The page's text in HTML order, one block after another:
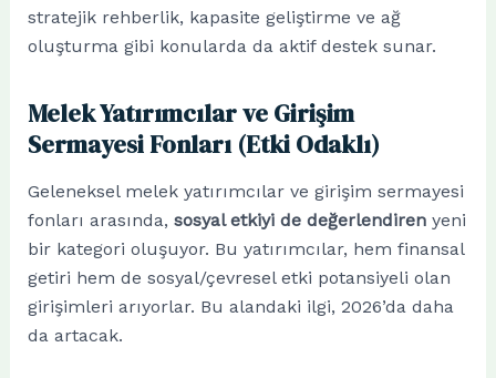
stratejik rehberlik, kapasite geliştirme ve ağ
oluşturma gibi konularda da aktif destek sunar.
Melek Yatırımcılar ve Girişim
Sermayesi Fonları (Etki Odaklı)
Geleneksel melek yatırımcılar ve girişim sermayesi
fonları arasında, sosyal etkiyi de değerlendirenyeni
bir kategori oluşuyor. Bu yatırımcılar, hem finansal
getiri hem de sosyal/çevresel etki potansiyeli olan
girişimleri arıyorlar. Bu alandaki ilgi, 2026’da daha
da artacak.